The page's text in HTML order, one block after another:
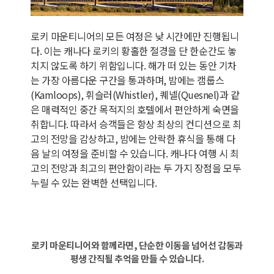
로키 마운티니어의 모든 여정은 낮 시간에만 진행됩니
다. 이는 캐나다 로키의 황홀한 절경을 단 한순간도 놓
치지 않도록 하기 위함입니다. 해가 떠 있는 동안 기차
는 가장 아름다운 구간을 통과하며, 밤에는 캠룹스
(Kamloops), 휘슬러(Whistler), 퀘넬(Quesnel)과 같
은 매력적인 중간 목적지의 호텔에서 편안하게 숙면을
취합니다. 따라서 승객들은 항상 최상의 컨디션으로 최
고의 전망을 감상하고, 밤에는 안락한 휴식을 통해 다
음 날의 여정을 준비할 수 있습니다. 캐나다 여행 시 최
고의 전망과 최고의 편안함이라는 두 가지 장점을 모두
누릴 수 있는 완벽한 선택입니다.
로키 마운티니어와 함께라면, 단순한 이동을 넘어선 감동과
평생 간직될 추억을 만들 수 있습니다.